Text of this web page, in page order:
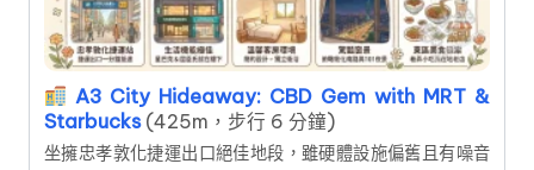
A3 City Hideaway: CBD Gem with MRT &
Starbucks (425m，步行 6 分鐘)
坐擁忠孝敦化捷運出口絕佳地段，雖硬體設施偏舊且有噪音